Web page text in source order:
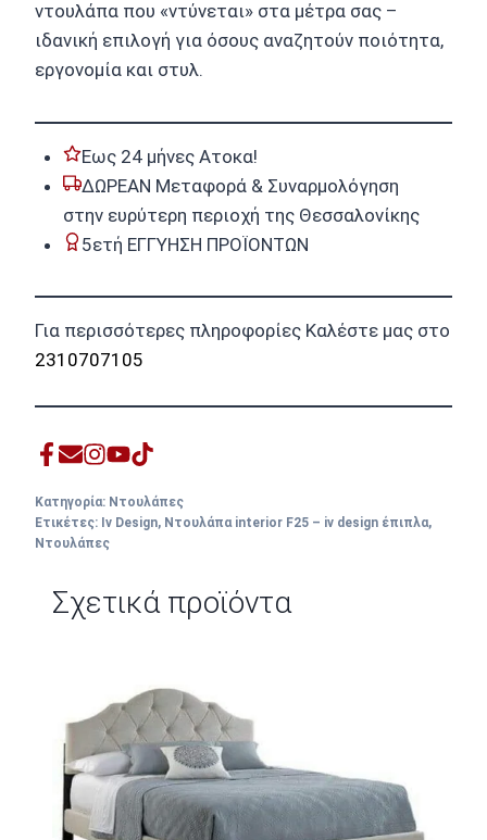
ντουλάπα που «ντύνεται» στα μέτρα σας –
ιδανική επιλογή για όσους αναζητούν ποιότητα,
εργονομία και στυλ.
Εως 24 μήνες Ατοκα!
ΔΩΡΕΑΝ Μεταφορά & Συναρμολόγηση
στην ευρύτερη περιοχή της Θεσσαλονίκης
5ετή ΕΓΓΥΗΣΗ ΠΡΟΪΟΝΤΩΝ
Για περισσότερες πληροφορίες Καλέστε μας στο
2310707105
Κατηγορία: Ντουλάπες
Ετικέτες: Iv Design, Ντουλάπα interior F25 – iv design έπιπλα,
Ντουλάπες
Σχετικά προϊόντα